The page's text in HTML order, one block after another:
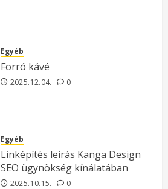
Egyéb
Forró kávé
2025.12.04. 0
Egyéb
Linképítés leírás Kanga Design
SEO ügynökség kínálatában
2025.10.15. 0